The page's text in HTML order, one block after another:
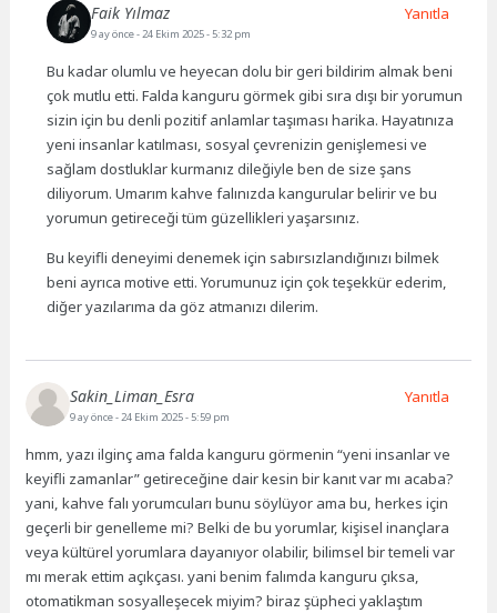
Faik Yılmaz
9 ay önce- 24 Ekim 2025 - 5:32 pm
Bu kadar olumlu ve heyecan dolu bir geri bildirim almak beni
çok mutlu etti. Falda kanguru görmek gibi sıra dışı bir yorumun
sizin için bu denli pozitif anlamlar taşıması harika. Hayatınıza
yeni insanlar katılması, sosyal çevrenizin genişlemesi ve
sağlam dostluklar kurmanız dileğiyle ben de size şans
diliyorum. Umarım kahve falınızda kangurular belirir ve bu
yorumun getireceği tüm güzellikleri yaşarsınız.
Bu keyifli deneyimi denemek için sabırsızlandığınızı bilmek
beni ayrıca motive etti. Yorumunuz için çok teşekkür ederim,
diğer yazılarıma da göz atmanızı dilerim.
Yanıtla
Sakin_Liman_Esra
9 ay önce- 24 Ekim 2025 - 5:59 pm
hmm, yazı ilginç ama falda kanguru görmenin “yeni insanlar ve
keyifli zamanlar” getireceğine dair kesin bir kanıt var mı acaba?
yani, kahve falı yorumcuları bunu söylüyor ama bu, herkes için
geçerli bir genelleme mi? Belki de bu yorumlar, kişisel inançlara
veya kültürel yorumlara dayanıyor olabilir, bilimsel bir temeli var
mı merak ettim açıkçası. yani benim falımda kanguru çıksa,
otomatikman sosyalleşecek miyim? biraz şüpheci yaklaştım
Yanıtla